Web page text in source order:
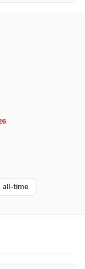
all-time